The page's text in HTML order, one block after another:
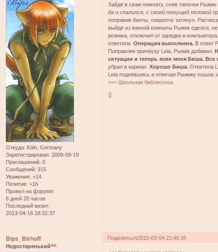
Откуда: Köln, Germany
Зарегистрирован: 2009-09-19
Приглашений: 0
Сообщений: 315
Уважение: +14
Позитив: +16
Провел на форуме:
6 дней 20 часов
Последний визит:
2013-04-16 18:32:37
Зайдя в сваю комнату, сняв тапочки
да и спалился, с своей текущей половой
поправив бинты, покрепче затянул.
выйдя из ванной комнаты Рыжик оделся,
режима, отключил от зарядки и
ответила.Операция выполнена. В ответ
Поправляя причёску Leia, Рыжик добавил.
ситуации и теперь зови меня Биша.
убрал в карман.Хорошо Биша. Ответила
Leia поднявшись и отвечая Рыжику пошла
>>> Школьная библиотека
0
Поделиться2010-03-04 23:46:35
Bips_Birhoff
Недостаренький^^